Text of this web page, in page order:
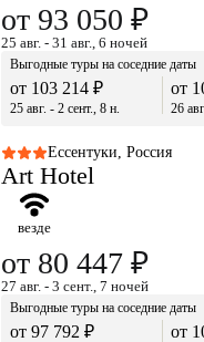
от 93 050 ₽
25 авг. - 31 авг., 6 ночей
Выгодные туры на соседние даты
от 103 214 ₽
25 авг. - 2 сент., 8 н.
от
26
Ессентуки, Россия
Art Hotel
везде
от 80 447 ₽
27 авг. - 3 сент., 7 ночей
Выгодные туры на соседние даты
от 97 792 ₽ от